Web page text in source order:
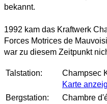
bekannt.
1992 kam das Kraftwerk
Forces Motrices de
war zu diesem Zeitpunkt
Talstation:
Champsec
Karte
Bergstation:
Chambre